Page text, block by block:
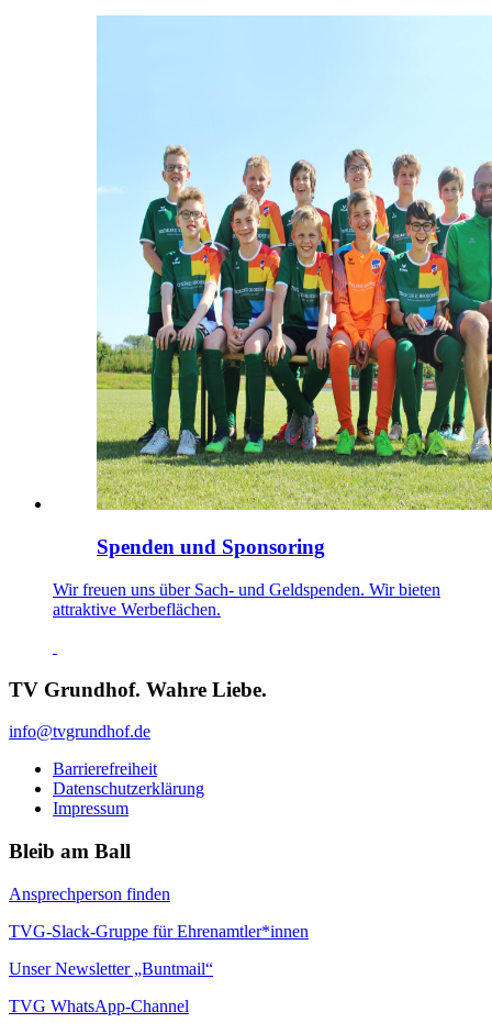
Spenden und Sponsoring
Wir freuen uns über Sach- und Geldspenden. Wir bieten
attraktive Werbeflächen.
TV Grundhof. Wahre Liebe.
info@tvgrundhof.de
Barrierefreiheit
Datenschutzerklärung
Impressum
Bleib am Ball
Ansprechperson finden
TVG-Slack-Gruppe für Ehrenamtler*innen
Unser Newsletter „Buntmail“
TVG WhatsApp-Channel